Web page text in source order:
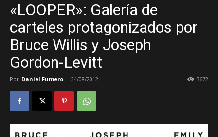
«LOOPER»: Galería de
carteles protagonizados por
Bruce Willis y Joseph
Gordon-Levitt
Por Daniel Fumero - 24/08/2012 3672